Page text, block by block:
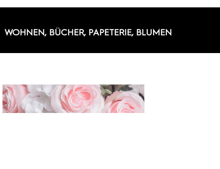
WOHNEN, BÜCHER, PAPETERIE, BLUMEN